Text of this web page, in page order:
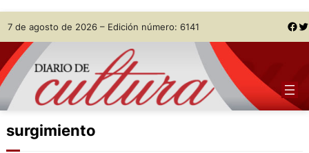
Skip
to
content
7 de agosto de 2026 – Edición número: 6141 Facebook Twitter
surgimiento